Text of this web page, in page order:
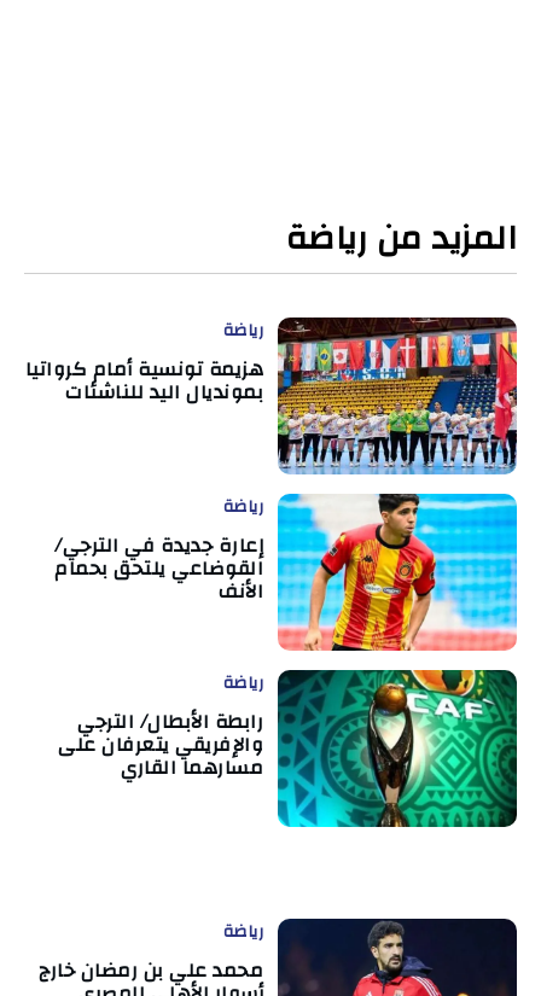
المزيد من رياضة
رياضة
هزيمة تونسية أمام كرواتيا
بمونديال اليد للناشئات
رياضة
إعارة جديدة في الترجي/
القوضاعي يلتحق بحمام
الأنف
رياضة
رابطة الأبطال/ الترجي
والإفريقي يتعرفان على
مسارهما القاري
رياضة
محمد علي بن رمضان خارج